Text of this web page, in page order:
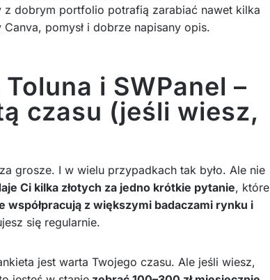
dobrym portfolio potrafią zarabiać nawet kilka
pomysł i dobrze napisany opis.
i SWPanel –
czasu (jeśli wiesz,
grosze. I w wielu przypadkach tak było. Ale nie
Ci kilka złotych za jedno krótkie pytanie, które
współpracują z większymi badaczami rynku i
się regularnie.
jest warta Twojego czasu. Ale jeśli wiesz,